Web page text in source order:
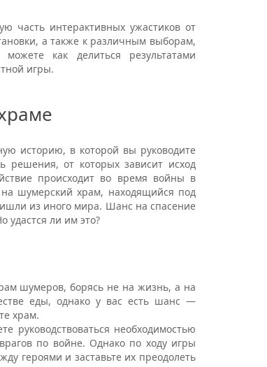
часть интерактивных ужастиков от
а также к различным выборам,
как делиться результатами
игры.
историю, в которой вы руководите
решения, от которых зависит исход
происходит во время войны в
шумерский храм, находящийся под
из иного мира. Шанс на спасение
удастся ли им это?
шумеров, борясь не на жизнь, а на
еды, однако у вас есть шанс —
храм.
руководствоваться необходимостью
по войне. Однако по ходу игры
героями и заставьте их преодолеть